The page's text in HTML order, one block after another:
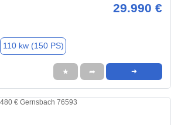
29.990 €
110 kw (150 PS)
★ ➦ ➜